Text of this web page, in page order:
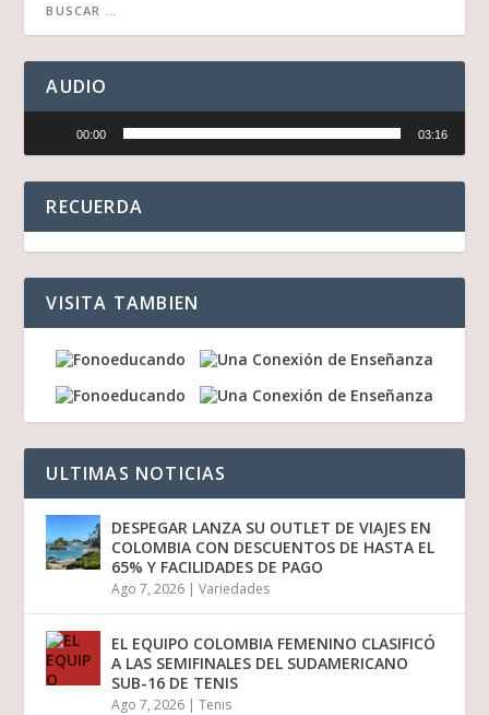
AUDIO
audio
00:00 03:16
RECUERDA
VISITA TAMBIEN
ULTIMAS NOTICIAS
DESPEGAR LANZA SU OUTLET DE VIAJES EN
COLOMBIA CON DESCUENTOS DE HASTA EL
65% Y FACILIDADES DE PAGO
Ago 7, 2026 |Variedades
EL EQUIPO COLOMBIA FEMENINO CLASIFICÓ
A LAS SEMIFINALES DEL SUDAMERICANO
SUB-16 DE TENIS
Ago 7, 2026 |Tenis